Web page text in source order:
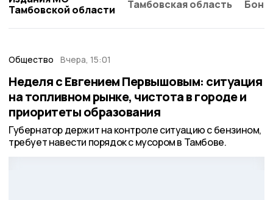
Тамбовской области
Тамбовская область
Общество Вчера, 15:01
Неделя с Евгением Первышовым: ситуация
на топливном рынке, чистота в городе и
приоритеты образования
Губернатор держит на контроле ситуацию с бензином,
требует навести порядок с мусором в Тамбове.